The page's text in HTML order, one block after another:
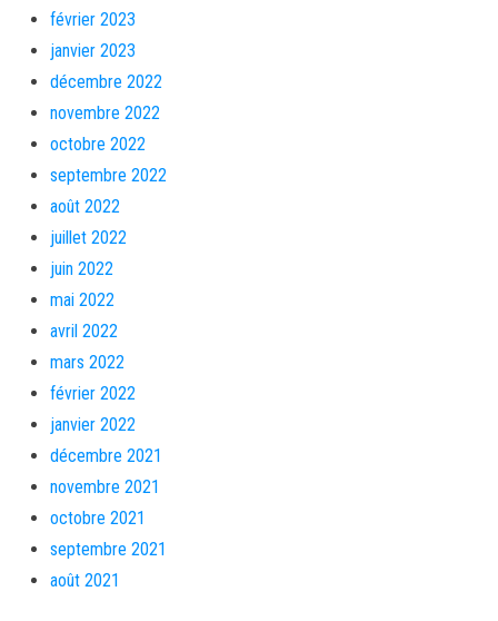
février 2023
janvier 2023
décembre 2022
novembre 2022
octobre 2022
septembre 2022
août 2022
juillet 2022
juin 2022
mai 2022
avril 2022
mars 2022
février 2022
janvier 2022
décembre 2021
novembre 2021
octobre 2021
septembre 2021
août 2021